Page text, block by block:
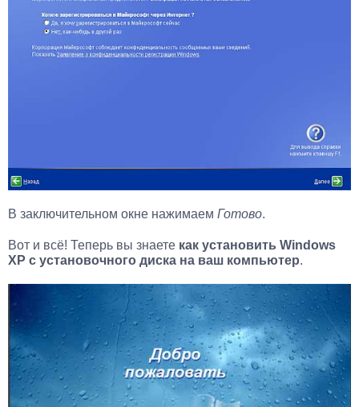
В заключительном окне нажимаем Готово.
Вот и всё! Теперь вы знаете как установить Windows
XP с установочного диска на ваш компьютер.